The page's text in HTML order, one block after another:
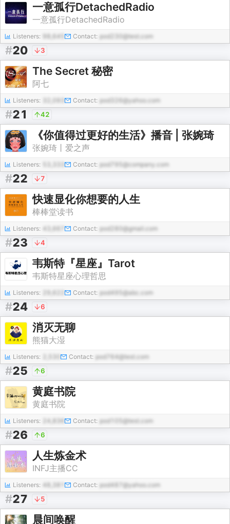
一意孤行DetachedRadio
一意孤行DetachedRadio
Listeners: 98,645 Contact: pod230@test.com
#20 3
The Secret 秘密
阿七
Listeners: Contact: pod326@yahoo.com
#21 42
《你值得过更好的生活》播音 | 张婉琦
张婉琦丨爱之声
Listeners: Contact: pod795@company.com
#22 7
快速显化你想要的人生
棒棒堂读书
Listeners: Contact: pod280@gmail.com
#23 4
韦斯特『星座』Tarot
韦斯特星座心理哲思
Listeners: Contact: pod495@abc.com
#24 6
消灭无聊
熊猫大湿
Listeners: Contact: pod764@test.com
#25 6
黄庭书院
黄庭书院
Listeners: Contact: pod105@test.com
#26 6
人生炼金术
INFJ主播CC
Listeners: 48,381 Contact: pod487@yahoo.com
#27 5
晨间唤醒